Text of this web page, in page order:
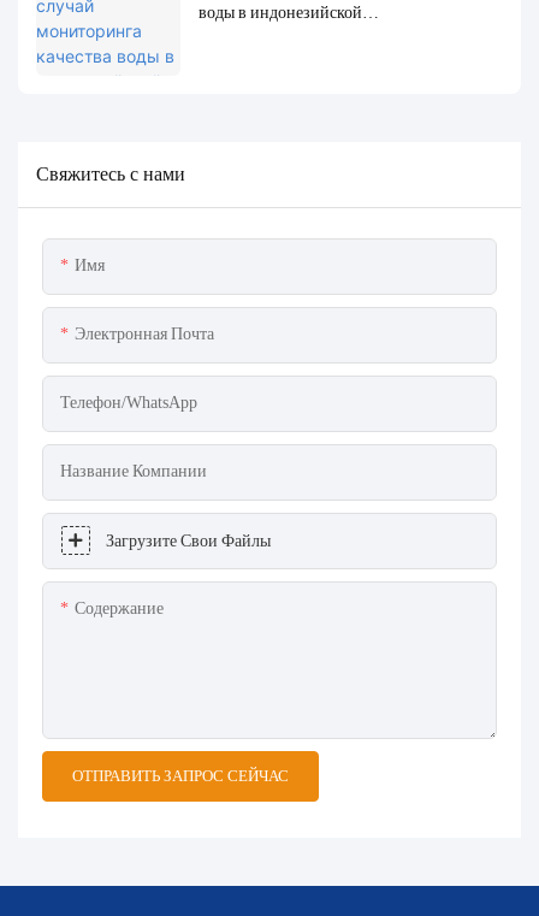
воды в индонезийской
Свяжитесь с нами
Имя
Электронная Почта
Телефон/WhatsApp
Название Компании
Загрузите Свои Файлы
Содержание
ОТПРАВИТЬ ЗАПРОС СЕЙЧАС